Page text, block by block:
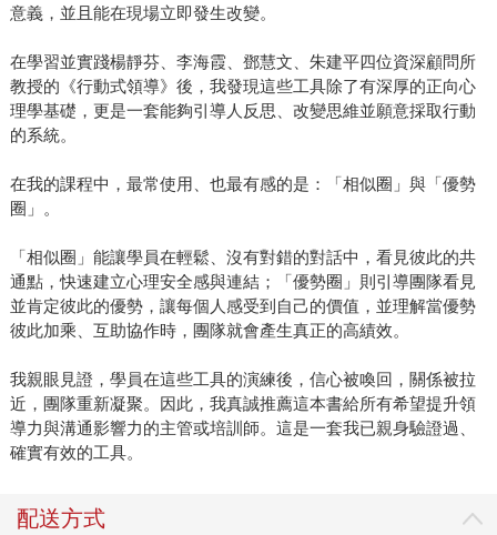
意義，並且能在現場立即發生改變。
在學習並實踐楊靜芬、李海霞、鄧慧文、朱建平四位資深顧問所
教授的《行動式領導》後，我發現這些工具除了有深厚的正向心
理學基礎，更是一套能夠引導人反思、改變思維並願意採取行動
的系統。
在我的課程中，最常使用、也最有感的是：「相似圈」與「優勢
圈」。
「相似圈」能讓學員在輕鬆、沒有對錯的對話中，看見彼此的共
通點，快速建立心理安全感與連結；「優勢圈」則引導團隊看見
並肯定彼此的優勢，讓每個人感受到自己的價值，並理解當優勢
彼此加乘、互助協作時，團隊就會產生真正的高績效。
我親眼見證，學員在這些工具的演練後，信心被喚回，關係被拉
近，團隊重新凝聚。因此，我真誠推薦這本書給所有希望提升領
導力與溝通影響力的主管或培訓師。這是一套我已親身驗證過、
確實有效的工具。
配送方式